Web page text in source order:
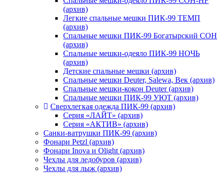
(архив)
Легкие спальные мешки ПИК-99 ТЕМП
(архив)
Спальные мешки ПИК-99 Богатырский СОН
(архив)
Спальные мешки-одеяло ПИК-99 НОЧЬ
(архив)
Детские спальные мешки (архив)
Спальные мешки Deuter, Salewa, Век (архив)
Спальные мешки-кокон Deuter (архив)
Спальные мешки ПИК-99 УЮТ (архив)
Сверхлегкая одежда ПИК-99 (архив)
Серия «ЛАЙТ» (архив)
Серия «АКТИВ» (архив)
Санки-ватрушки ПИК-99 (архив)
Фонари Petzl (архив)
Фонари Inova и Olight (архив)
Чехлы для ледобуров (архив)
Чехлы для лыж (архив)